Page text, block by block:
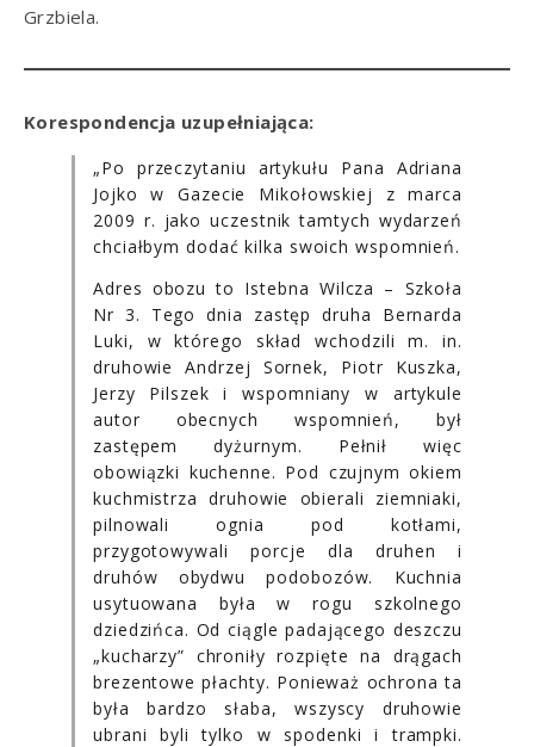
Grzbiela.
Korespondencja uzupełniająca:
„Po przeczytaniu artykułu Pana Adriana
Jojko w Gazecie Mikołowskiej z marca
2009 r. jako uczestnik tamtych wydarzeń
chciałbym dodać kilka swoich wspomnień.
Adres obozu to Istebna Wilcza – Szkoła
Nr 3. Tego dnia zastęp druha Bernarda
Luki, w którego skład wchodzili m. in.
druhowie Andrzej Sornek, Piotr Kuszka,
Jerzy Pilszek i wspomniany w artykule
autor obecnych wspomnień, był
zastępem dyżurnym. Pełnił więc
obowiązki kuchenne. Pod czujnym okiem
kuchmistrza druhowie obierali ziemniaki,
pilnowali ognia pod kotłami,
przygotowywali porcje dla druhen i
druhów obydwu podobozów. Kuchnia
usytuowana była w rogu szkolnego
dziedzińca. Od ciągle padającego deszczu
„kucharzy” chroniły rozpięte na drągach
brezentowe płachty. Ponieważ ochrona ta
była bardzo słaba, wszyscy druhowie
ubrani byli tylko w spodenki i trampki.